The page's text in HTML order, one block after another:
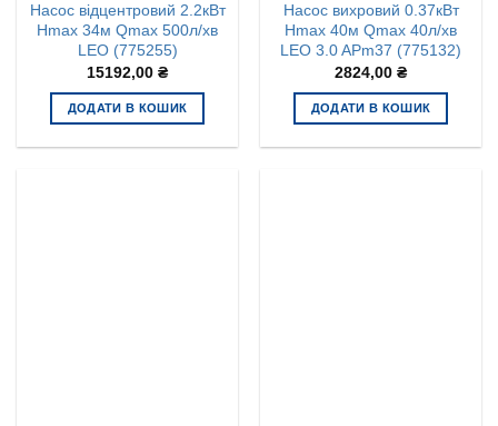
Насос відцентровий 2.2кВт
Hmax 34м Qmax 500л/хв
LEO (775255)
15192,00 ₴
ДОДАТИ В КОШИК
Насос вихровий 0.37кВт
Hmax 40м Qmax 40л/хв
LEO 3.0 APm37 (775132)
2824,00 ₴
ДОДАТИ В КОШИК